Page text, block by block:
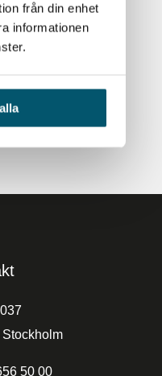
från din enhet
informationen
Stockholm
50 00